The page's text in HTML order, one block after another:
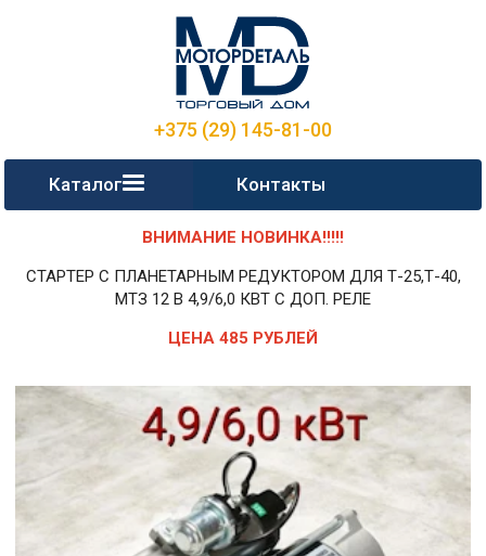
+375 (29) 145-81-00
Каталог Контакты
ВНИМАНИЕ НОВИНКА!!!!!
СТАРТЕР С ПЛАНЕТАРНЫМ РЕДУКТОРОМ ДЛЯ Т-25,Т-40,
МТЗ 12 В 4,9/6,0 КВТ С ДОП. РЕЛЕ
ЦЕНА 485 РУБЛЕЙ